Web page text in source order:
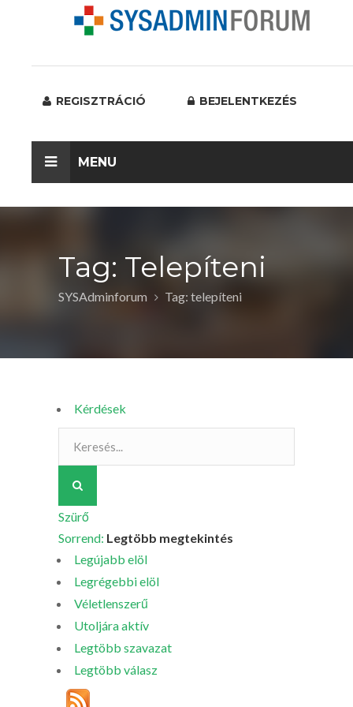
REGISZTRÁCIÓ BEJELENTKEZÉS
MENU
Tag: Telepíteni
SYSAdminforum Tag: telepíteni
Kérdések
Szürő
Sorrend: Legtöbb megtekintés
Legújabb elöl
Legrégebbi elöl
Véletlenszerű
Utoljára aktív
Legtöbb szavazat
Legtöbb válasz